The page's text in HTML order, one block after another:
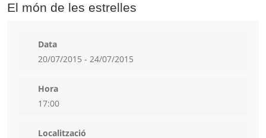
El món de les estrelles
Data
20/07/2015 - 24/07/2015
Hora
17:00
Localització